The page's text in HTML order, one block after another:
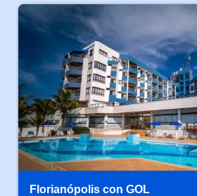
Florianópolis con GOL